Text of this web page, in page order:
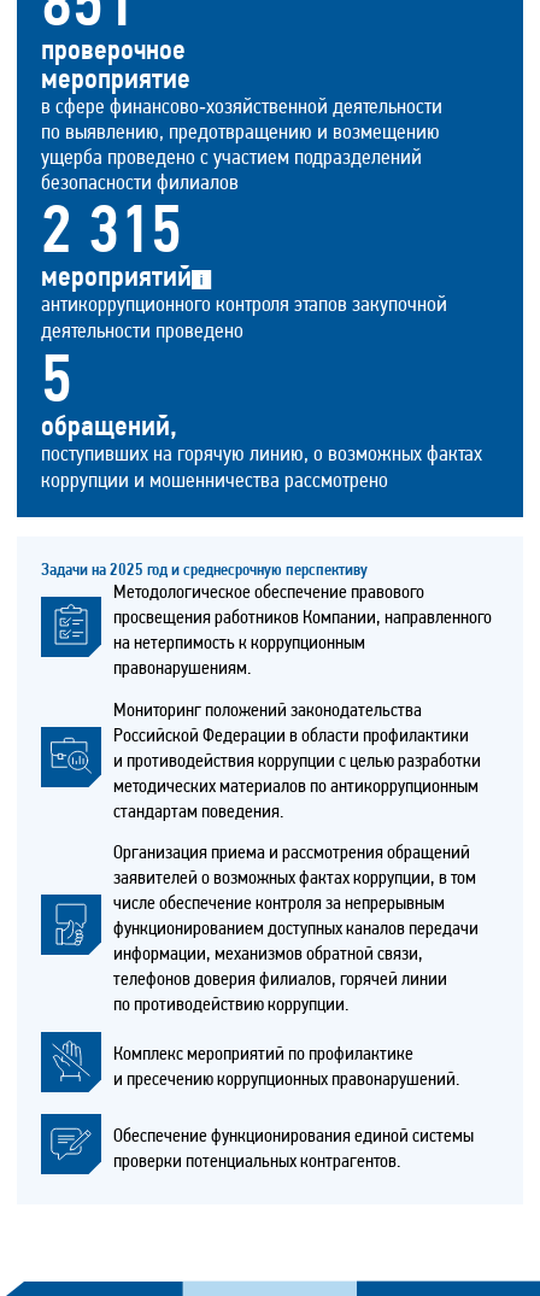
проверочное
мероприятие
в сфере финансово‑хозяйственной деятельности
по выявлению, предотвращению и возмещению
ущерба проведено с участием подразделений
безопасности филиалов
2 315
мероприятий
антикоррупционного контроля этапов закупочной
деятельности проведено
5
обращений,
поступивших на горячую линию, о возможных фактах
коррупции и мошенничества рассмотрено
Задачи на 2025 год и среднесрочную перспективу
Методологическое обеспечение правового
просвещения работников Компании, направленного
на нетерпимость к коррупционным
правонарушениям.
Мониторинг положений законодательства
Российской Федерации в области профилактики
и противодействия коррупции с целью разработки
методических материалов по антикоррупционным
стандартам поведения.
Организация приема и рассмотрения обращений
заявителей о возможных фактах коррупции, в том
числе обеспечение контроля за непрерывным
функционированием доступных каналов передачи
информации, механизмов обратной связи,
телефонов доверия филиалов, горячей линии
по противодействию коррупции.
Комплекс мероприятий по профилактике
и пресечению коррупционных правонарушений.
Обеспечение функционирования единой системы
проверки потенциальных контрагентов.